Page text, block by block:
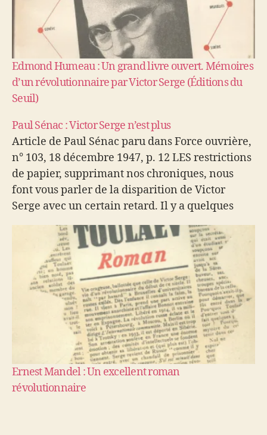
Edmond Humeau : Un grand livre ouvert. Mémoires
d’un révolutionnaire par Victor Serge (Éditions du
Seuil)
Paul Sénac : Victor Serge n’est plus
Article de Paul Sénac paru dans Force ouvrière,
n° 103, 18 décembre 1947, p. 12 LES restrictions
de papier, supprimant nos chroniques, nous
font vous parler de la disparition de Victor
Serge avec un certain retard. Il y a quelques
semaines. nous apprenions de Mexico la fin de
Victor Serge…
Ernest Mandel : Un excellent roman
révolutionnaire